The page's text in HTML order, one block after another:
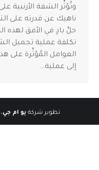
وتُؤثِّر الشفة
ناهيك عن قدرته على
حلَّ بادٍ في الأفق لهذه
تكلفة عملية تجميل
العوامل المُؤثِّرة على
إلى عملية…
تطوير شركة يو ام جي